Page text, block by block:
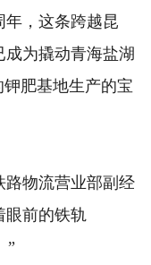
，这条跨越昆
为撬动青海盐湖
肥基地生产的宝
物流营业部副经
眼前的铁轨
”